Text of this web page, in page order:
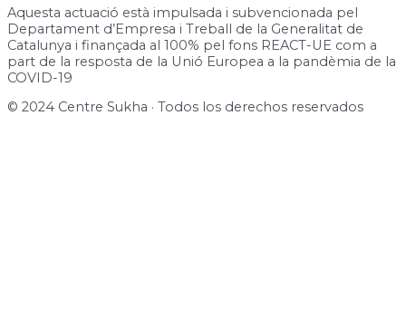
Aquesta actuació està impulsada i subvencionada pel
Departament d’Empresa i Treball de la Generalitat de
Catalunya i finançada al 100% pel fons REACT-UE com a
part de la resposta de la Unió Europea a la pandèmia de la
COVID-19
© 2024 Centre Sukha · Todos los derechos reservados